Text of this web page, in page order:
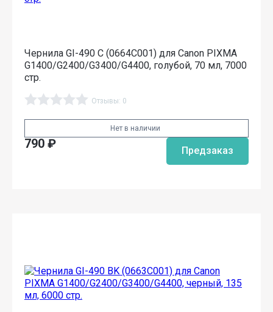
Чернила GI-490 C (0664C001) для Canon PIXMA
G1400/G2400/G3400/G4400, голубой, 70 мл, 7000
стр.
Отзывы: 0
Нет в наличии
790 ₽ Предзаказ